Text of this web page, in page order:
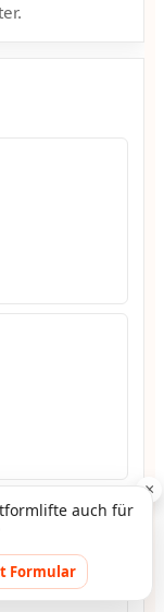
×
auch für
Formular